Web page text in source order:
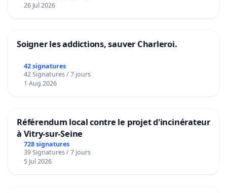
26 Jul 2026
Soigner les addictions, sauver Charleroi.
42 signatures
42 Signatures / 7 jours
1 Aug 2026
Référendum local contre le projet d'incinérateur
à Vitry-sur-Seine
728 signatures
39 Signatures / 7 jours
5 Jul 2026